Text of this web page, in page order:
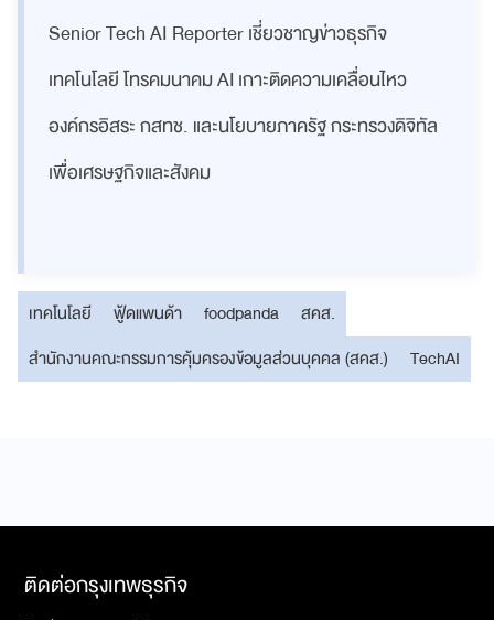
Senior Tech AI Reporter เชี่ยวชาญข่าวธุรกิจ
เทคโนโลยี โทรคมนาคม AI เกาะติดความเคลื่อนไหว
องค์กรอิสระ กสทช. และนโยบายภาครัฐ กระทรวงดิจิทัล
เพื่อเศรษฐกิจและสังคม
เทคโนโลยี ฟู้ดแพนด้า foodpanda
สคส.
สำนักงานคณะกรรมการคุ้มครองข้อมูลส่วนบุคคล (สคส.)
TechAI
ติดต่อกรุงเทพธุรกิจ